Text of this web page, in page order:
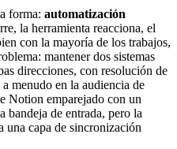
forma: automatización
la herramienta reacciona, el
con la mayoría de los trabajos,
mantener dos sistemas
direcciones, con resolución de
menudo en la audiencia de
Notion emparejado con un
bandeja de entrada, pero la
una capa de sincronización